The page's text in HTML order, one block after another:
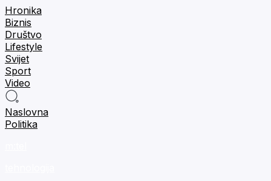
Hronika
Biznis
Društvo
Lifestyle
Svijet
Sport
Video
Naslovna
Politika